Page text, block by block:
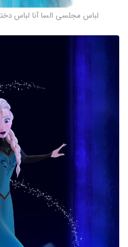
لباس مجلسی السا آنا لباس